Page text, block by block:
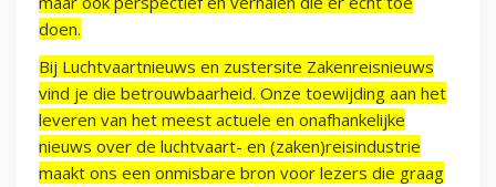
doen.
Bij Luchtvaartnieuws en zustersite Zakenreisnieuws
vind je die betrouwbaarheid. Onze toewijding aan het
leveren van het meest actuele en onafhankelijke
nieuws over de luchtvaart- en (zaken)reisindustrie
maakt ons een onmisbare bron voor lezers die graag